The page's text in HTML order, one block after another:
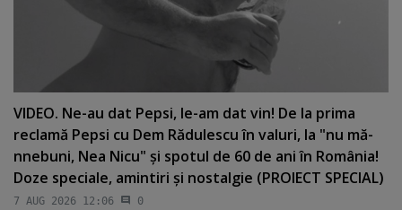
VIDEO. Ne-au dat Pepsi, le-am dat vin! De la prima
reclamă Pepsi cu Dem Rădulescu în valuri, la "nu mă-
nnebuni, Nea Nicu" şi spotul de 60 de ani în România!
Doze speciale, amintiri şi nostalgie (PROIECT SPECIAL)
7 AUG 2026 12:06 0